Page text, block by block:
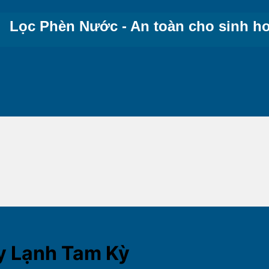
Lọc Phèn Nước - An toàn cho sinh
Lạnh Tam Kỳ